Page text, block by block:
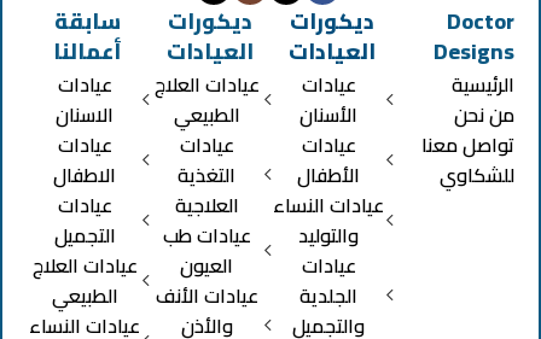
Doctor
Designs
الرئيسية
من نحن
تواصل معنا
للشكاوي
ديكورات
العيادات
عيادات
الأسنان
عيادات
الأطفال
عيادات النساء
والتوليد
عيادات
الجلدية
والتجميل
ديكورات
العيادات
عيادات العلاج
الطبيعي
عيادات
التغذية
العلاجية
عيادات طب
العيون
عيادات الأنف
والأذن
سابقة
أعمالنا
عيادات
الاسنان
عيادات
الاطفال
عيادات
التجميل
عيادات العلاج
الطبيعي
عيادات النساء